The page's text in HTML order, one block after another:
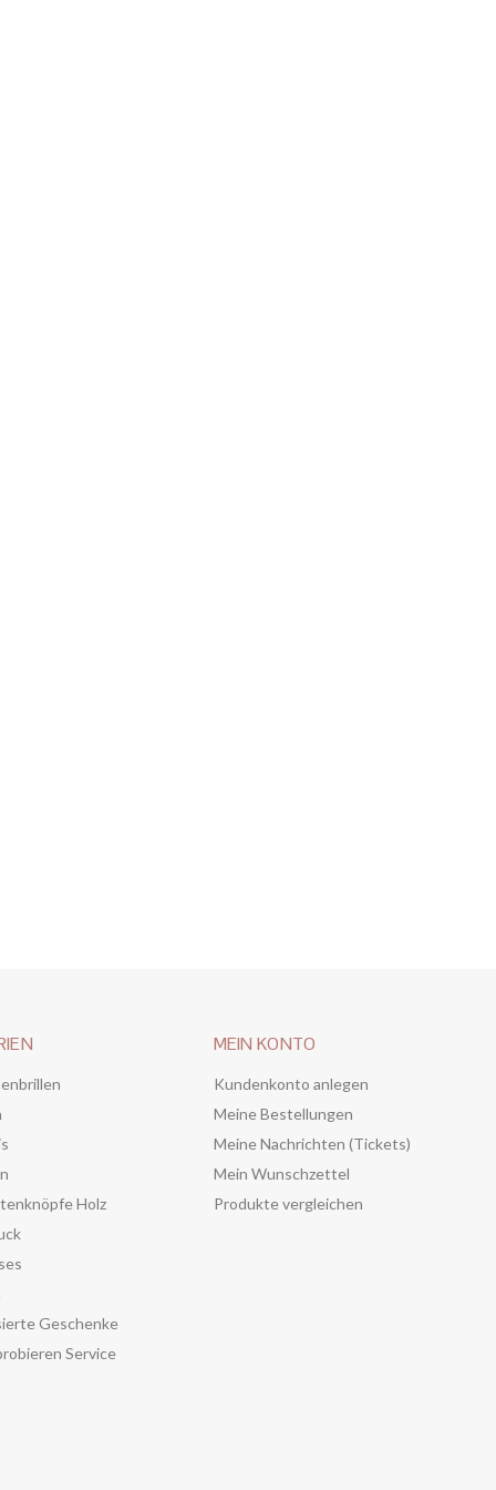
Holz
Geschenke
Service
MEIN KONTO
Kundenkonto anlegen
Meine Bestellungen
Meine Nachrichten (Tickets)
Mein Wunschzettel
Produkte vergleichen